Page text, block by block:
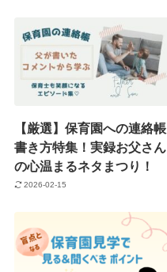
【厳選】保育園への連絡帳
書き方特集！実録お父さん
の心温まるネタまつり！
2026-02-15